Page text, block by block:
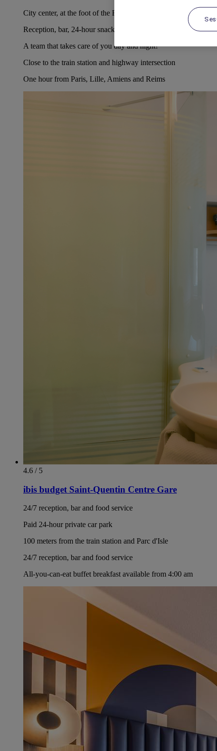
City center, at the foot of the Basilica
Reception, bar, 24-hour snacks
A team that takes care of you day and night!
Close to the train station and highway intersection
One hour from Paris, Lille, Amiens and Reims
4.6 / 5
ibis budget Saint-Quentin Centre Gare
24/7 reception, bar and food service
Paid 24-hour private car park
100 meters from the train station and Parc d'Isle
24/7 reception, bar and food service
All-you-can-eat buffet breakfast available from 4:00 am